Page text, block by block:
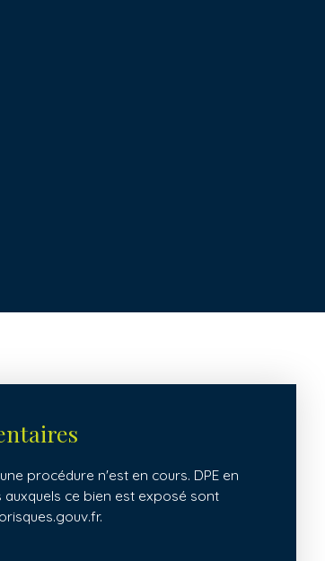
procédure n'est en cours. DPE en
ce bien est exposé sont